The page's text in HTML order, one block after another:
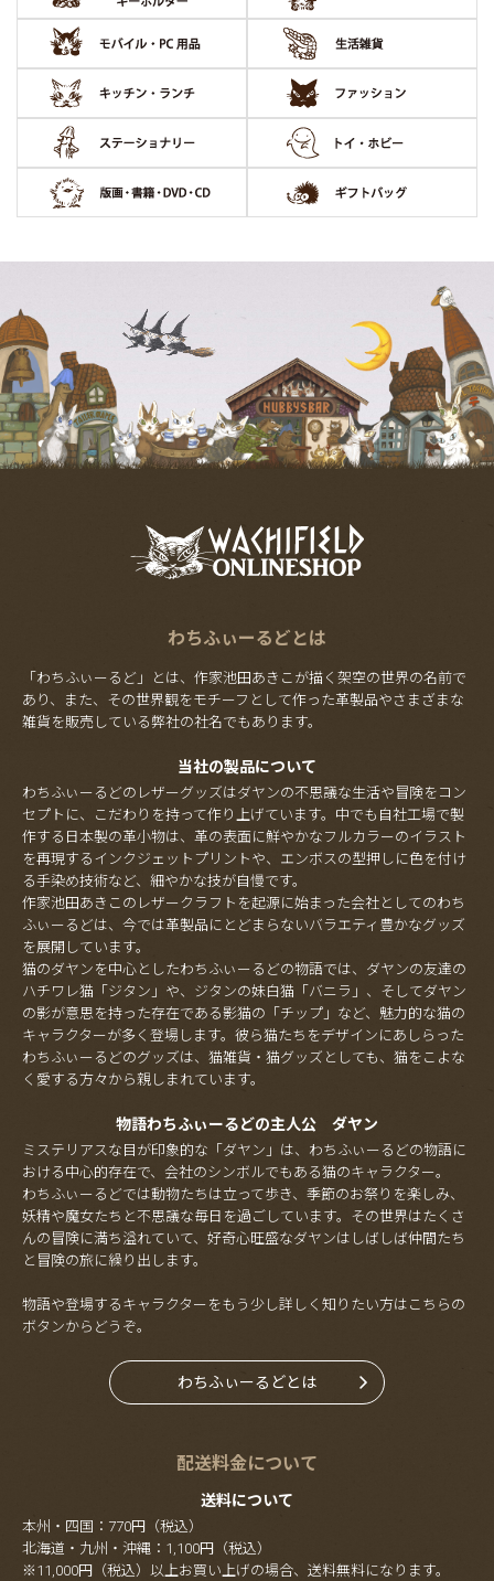
わちふぃーるどとは
「わちふぃーるど」とは、作家池田あきこが描く架空の世界の名前で
あり、また、その世界観をモチーフとして作った革製品やさまざまな
雑貨を販売している弊社の社名でもあります。
当社の製品について
わちふぃーるどのレザーグッズはダヤンの不思議な生活や冒険をコン
セプトに、こだわりを持って作り上げています。中でも自社工場で製
作する日本製の革小物は、革の表面に鮮やかなフルカラーのイラスト
を再現するインクジェットプリントや、エンボスの型押しに色を付け
る手染め技術など、細やかな技が自慢です。
作家池田あきこのレザークラフトを起源に始まった会社としてのわち
ふぃーるどは、今では革製品にとどまらないバラエティ豊かなグッズ
を展開しています。
猫のダヤンを中心としたわちふぃーるどの物語では、ダヤンの友達の
ハチワレ猫「ジタン」や、ジタンの妹白猫「バニラ」、そしてダヤン
の影が意思を持った存在である影猫の「チップ」など、魅力的な猫の
キャラクターが多く登場します。彼ら猫たちをデザインにあしらった
わちふぃーるどのグッズは、猫雑貨・猫グッズとしても、猫をこよな
く愛する方々から親しまれています。
物語わちふぃーるどの主人公 ダヤン
ミステリアスな目が印象的な「ダヤン」は、わちふぃーるどの物語に
おける中心的存在で、会社のシンボルでもある猫のキャラクター。
わちふぃーるどでは動物たちは立って歩き、季節のお祭りを楽しみ、
妖精や魔女たちと不思議な毎日を過ごしています。その世界はたくさ
んの冒険に満ち溢れていて、好奇心旺盛なダヤンはしばしば仲間たち
と冒険の旅に繰り出します。
物語や登場するキャラクターをもう少し詳しく知りたい方はこちらの
ボタンからどうぞ。
わちふぃーるどとは
配送料金について
送料について
本州・四国：770円（税込）
北海道・九州・沖縄：1,100円（税込）
※11,000円（税込）以上お買い上げの場合、送料無料になります。